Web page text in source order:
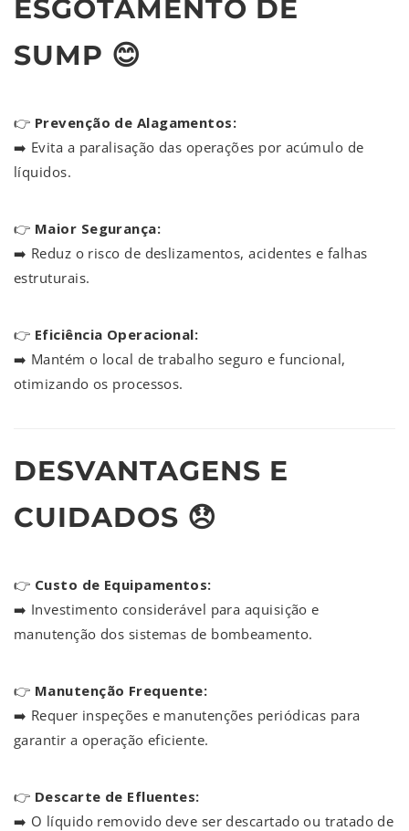
ESGOTAMENTO DE
SUMP 😊
👉 Prevenção de Alagamentos:
➡️ Evita a paralisação das operações por acúmulo de
líquidos.
👉 Maior Segurança:
➡️ Reduz o risco de deslizamentos, acidentes e falhas
estruturais.
👉 Eficiência Operacional:
➡️ Mantém o local de trabalho seguro e funcional,
otimizando os processos.
DESVANTAGENS E
CUIDADOS 😞
👉 Custo de Equipamentos:
➡️ Investimento considerável para aquisição e
manutenção dos sistemas de bombeamento.
👉 Manutenção Frequente:
➡️ Requer inspeções e manutenções periódicas para
garantir a operação eficiente.
👉 Descarte de Efluentes:
➡️ O líquido removido deve ser descartado ou tratado de